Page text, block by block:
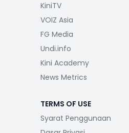
KiniTV
VOIZ Asia
FG Media
Undi.info
Kini Academy
News Metrics
TERMS OF USE
Syarat Penggunaan